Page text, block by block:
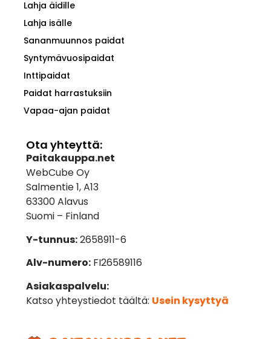
Lahja äidille
Lahja isälle
Sananmuunnos paidat
Syntymävuosipaidat
Inttipaidat
Paidat harrastuksiin
Vapaa-ajan paidat
Ota yhteyttä:
Paitakauppa.net
WebCube Oy
Salmentie 1, A13
63300 Alavus
Suomi – Finland
Y-tunnus:2658911-6
Alv-numero:FI26589116
Asiakaspalvelu:
Katso yhteystiedot täältä: Usein kysyttyä